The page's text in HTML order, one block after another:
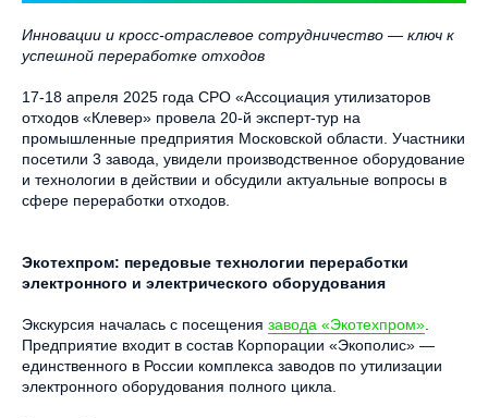
Инновации и кросс-отраслевое сотрудничество — ключ к
успешной переработке отходов
17-18 апреля 2025 года СРО «Ассоциация утилизаторов
отходов «Клевер» провела 20-й эксперт-тур на
промышленные предприятия Московской области. Участники
посетили 3 завода, увидели производственное оборудование
и технологии в действии и обсудили актуальные вопросы в
сфере переработки отходов.
Экотехпром: передовые технологии переработки
электронного и электрического оборудования
Экскурсия началась с посещения завода «Экотехпром».
Предприятие входит в состав Корпорации «Экополис» —
единственного в России комплекса заводов по утилизации
электронного оборудования полного цикла.